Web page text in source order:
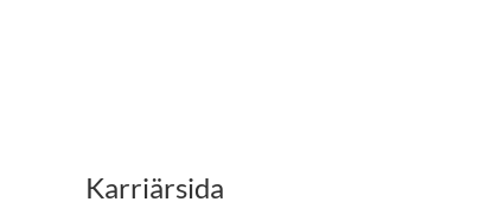
Karriärsida